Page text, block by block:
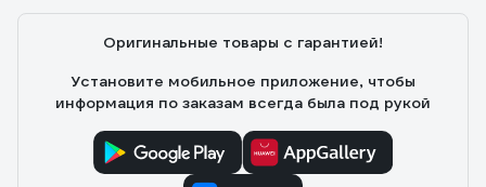
Оригинальные товары с гарантией!
Установите мобильное приложение, чтобы
информация по заказам всегда была под рукой